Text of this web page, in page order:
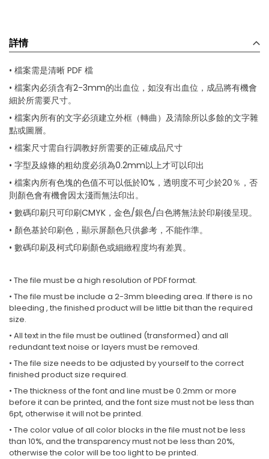
詳情
• 檔案需是清晰 PDF 檔
• 檔案內必須含有2-3mm的出血位，如沒有出血位，成品將有機會
細於所需要尺寸。
• 檔案內所有的文字必須建立外框（轉曲）及清除所以多餘的文字雜
點或圖層。
• 檔案尺寸需自行調教好所需要的正確成品尺寸
• 字型及線條的粗幼度必須為0.2mm以上才可以印出
• 檔案內所有色塊的色值不可以低於10%，透明度不可少於20％，否
則顏色會有機會因太淺而無法印出。
• 數碼印刷只可印刷CMYK，金色/銀色/白色將無法於印刷後呈現。
• 顏色基於印刷色，顯示屏顏色只供參考，不能作準。
• 數碼印刷及柯式印刷顏色或細緻程度均有差異。
• The file must be a high resolution of PDF format.
• The file must be include a 2-3mm bleeding area. If there is no
bleeding , the finished product will be little bit than the required
size.
• All text in the file must be outlined (transformed) and all
redundant text noise or layers must be removed.
• The file size needs to be adjusted by yourself to the correct
finished product size required.
• The thickness of the font and line must be 0.2mm or more
before it can be printed, and the font size must not be less than
6pt, otherwise it will not be printed.
• The color value of all color blocks in the file must not be less
than 10%, and the transparency must not be less than 20%,
otherwise the color will be too light to be printed.